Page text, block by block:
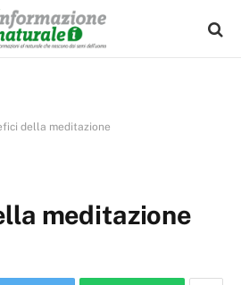
della meditazione
meditazione